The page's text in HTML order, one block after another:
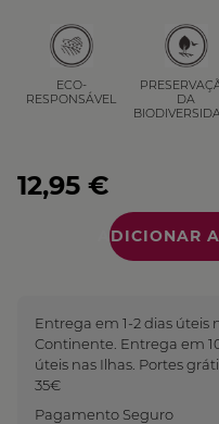
ECO-
RESPONSÁVEL
DA
12,95 €
Quantidade
Entrega em 1-2 dias úteis
Continente. Entrega em
úteis nas Ilhas. Portes
35€
Pagamento Seguro